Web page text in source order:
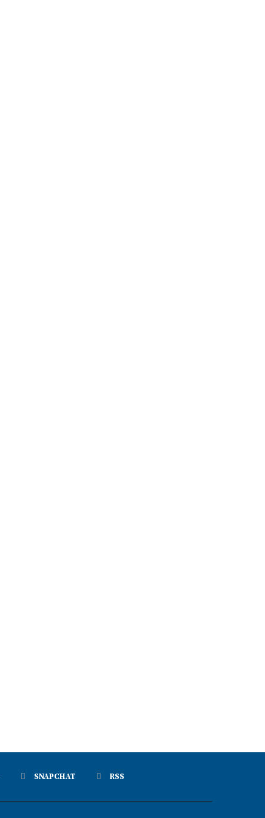
SNAPCHAT RSS